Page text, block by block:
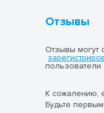
Отзывы
Отзывы могут
пользователи
К сожалению,
Будьте